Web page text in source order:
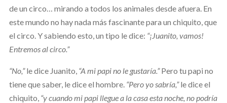
de un circo… mirando a todos los animales desde afuera. En
este mundo no hay nada más fascinante para un chiquito, que
el circo. Y sabiendo esto, un tipo le dice: “¡Juanito, vamos!
Entremos al circo.”
“No,”le dice Juanito, “A mi papi no le gustaría.”Pero tu papi no
tiene que saber, le dice el hombre. “Pero yo sabría,”le dice el
chiquito, “y cuando mi papi llegue a la casa esta noche, no podría